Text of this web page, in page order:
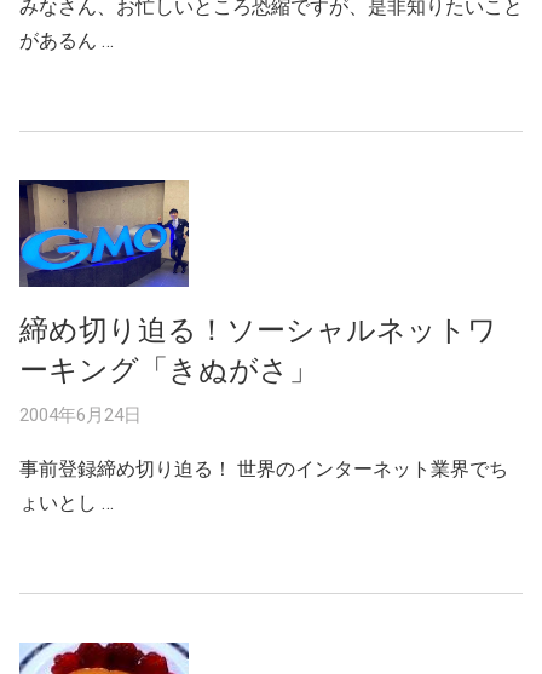
みなさん、お忙しいところ恐縮ですが、是非知りたいこと
があるん …
締め切り迫る！ソーシャルネットワ
ーキング「きぬがさ」
2004年6月24日
事前登録締め切り迫る！ 世界のインターネット業界でち
ょいとし …